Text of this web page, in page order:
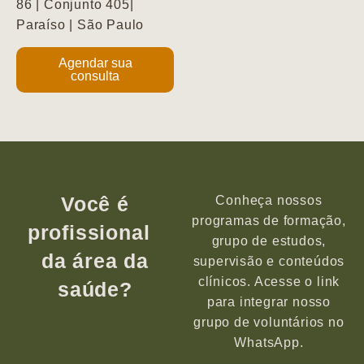
86 | Conjunto 405|
Paraíso | São Paulo
Agendar sua
consulta
Você é
profissional
da área da
saúde?
Conheça nossos
programas de formação,
grupo de estudos,
supervisão e conteúdos
clínicos. Acesse o link
para integrar nosso
grupo de voluntários no
WhatsApp.